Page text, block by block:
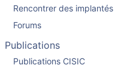
Rencontrer des implantés
Forums
Publications
Publications CISIC